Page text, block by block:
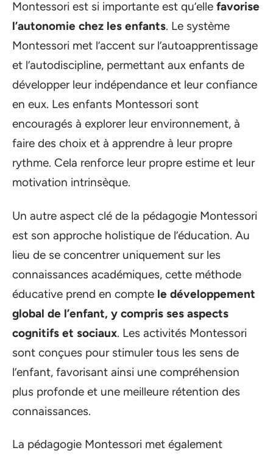
Montessori est si importante est qu’elle favorise
l’autonomie chez les enfants. Le système
Montessori met l’accent sur l’autoapprentissage
et l’autodiscipline, permettant aux enfants de
développer leur indépendance et leur confiance
en eux. Les enfants Montessori sont
encouragés à explorer leur environnement, à
faire des choix et à apprendre à leur propre
rythme. Cela renforce leur propre estime et leur
motivation intrinsèque.
Un autre aspect clé de la pédagogie Montessori
est son approche holistique de l’éducation. Au
lieu de se concentrer uniquement sur les
connaissances académiques, cette méthode
éducative prend en compte le développement
global de l’enfant, y compris ses aspects
cognitifs et sociaux. Les activités Montessori
sont conçues pour stimuler tous les sens de
l’enfant, favorisant ainsi une compréhension
plus profonde et une meilleure rétention des
connaissances.
La pédagogie Montessori met également